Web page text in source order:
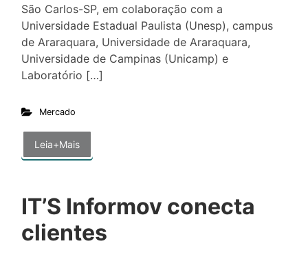
São Carlos-SP, em colaboração com a
Universidade Estadual Paulista (Unesp), campus
de Araraquara, Universidade de Araraquara,
Universidade de Campinas (Unicamp) e
Laboratório […]
Mercado
Leia+Mais
IT’S Informov conecta
clientes